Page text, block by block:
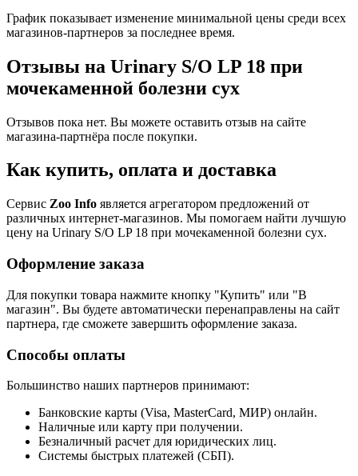
График показывает изменение минимальной цены среди всех
магазинов-партнеров за последнее время.
Отзывы на Urinary S/O LP 18 при
мочекаменной болезни сух
Отзывов пока нет. Вы можете оставить отзыв на сайте
магазина-партнёра после покупки.
Как купить, оплата и доставка
Сервис Zoo Info является агрегатором предложений от
различных интернет-магазинов. Мы помогаем найти лучшую
цену на Urinary S/O LP 18 при мочекаменной болезни сух.
Оформление заказа
Для покупки товара нажмите кнопку "Купить" или "В
магазин". Вы будете автоматически перенаправлены на сайт
партнера, где сможете завершить оформление заказа.
Способы оплаты
Большинство наших партнеров принимают:
Банковские карты (Visa, MasterCard, МИР) онлайн.
Наличные или карту при получении.
Безналичный расчет для юридических лиц.
Системы быстрых платежей (СБП).